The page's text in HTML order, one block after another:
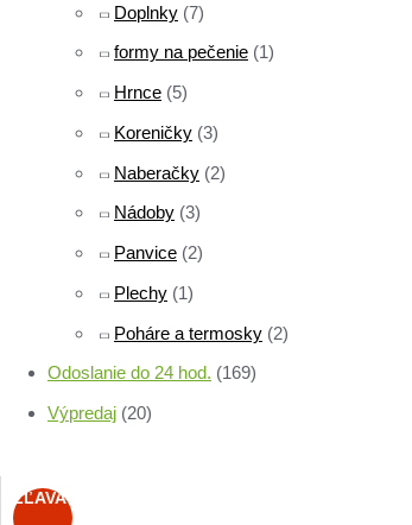
Doplnky (7)
formy na pečenie (1)
Hrnce (5)
Koreničky (3)
Naberačky (2)
Nádoby (3)
Panvice (2)
Plechy (1)
Poháre a termosky (2)
Odoslanie do 24 hod. (169)
Výpredaj (20)
ZĽAVA